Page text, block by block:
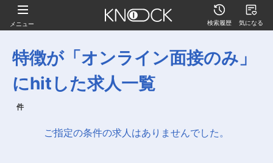
メニュー 検索履歴 気になる
特徴が「オンライン面接のみ」
にhitした求人一覧
件
ご指定の条件の求人はありませんでした。